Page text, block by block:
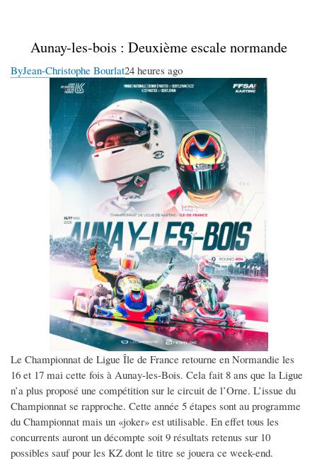
Aunay-les-bois : Deuxième escale normande
ByJean-Christophe Bourlat24 heures ago
Le Championnat de Ligue Île de France retourne en Normandie les
16 et 17 mai cette fois à Aunay-les-Bois. Cela fait 8 ans que la Ligue
n’a plus proposé une compétition sur le circuit de l’Orne. L’issue du
Championnat se rapproche. Cette année 5 étapes sont au programme
du Championnat mais un «joker» est utilisable. En effet tous les
concurrents auront un décompte soit 9 résultats retenus sur 10
possibles sauf pour les KZ dont le titre se jouera ce week-end.